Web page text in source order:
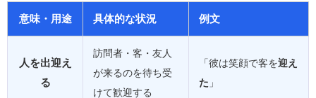
意味・用途 具体的な状況 例文
人を出迎え
る
訪問者・客・友人
が来るのを待ち受
けて歓迎する
「彼は笑顔で客を迎え
た 」